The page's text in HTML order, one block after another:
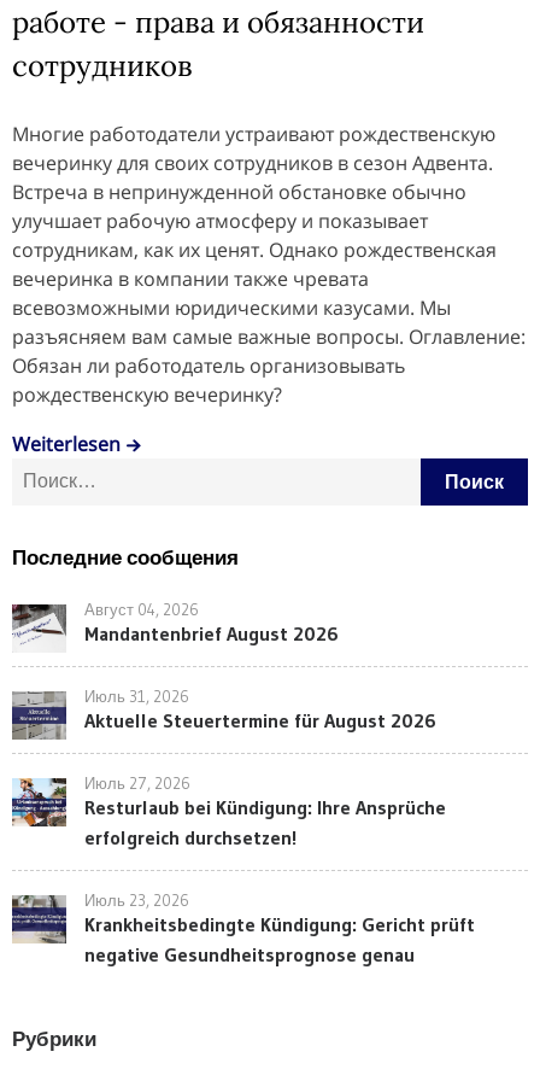
работе - права и обязанности
сотрудников
Многие работодатели устраивают рождественскую
вечеринку для своих сотрудников в сезон Адвента.
Встреча в непринужденной обстановке обычно
улучшает рабочую атмосферу и показывает
сотрудникам, как их ценят. Однако рождественская
вечеринка в компании также чревата
всевозможными юридическими казусами. Мы
разъясняем вам самые важные вопросы. Оглавление:
Обязан ли работодатель организовывать
рождественскую вечеринку?
Weiterlesen
Найти:
Последние сообщения
Август 04, 2026
Mandantenbrief August 2026
Июль 31, 2026
Aktuelle Steuertermine für August 2026
Июль 27, 2026
Resturlaub bei Kündigung: Ihre Ansprüche
erfolgreich durchsetzen!
Июль 23, 2026
Krankheitsbedingte Kündigung: Gericht prüft
negative Gesundheitsprognose genau
Рубрики